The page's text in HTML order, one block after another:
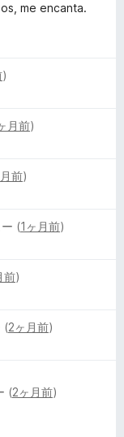
me encanta.
)
月前)
前)
(1ヶ月前)
前)
(2ヶ月前)
(2ヶ月前)